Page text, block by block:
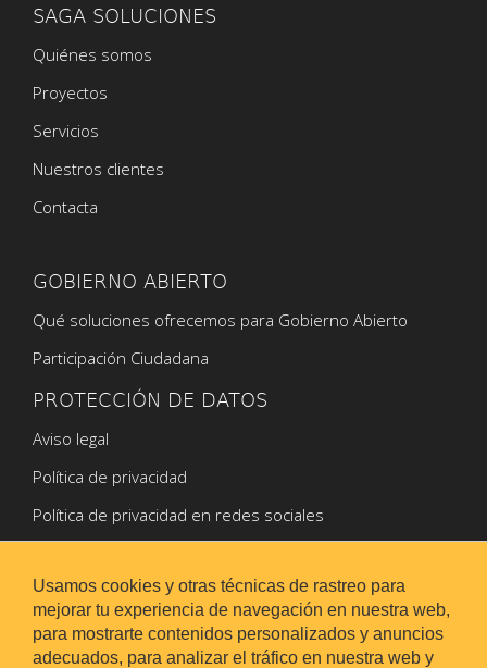
Usamos cookies y otras técnicas de rastreo para
mejorar tu experiencia de navegación en nuestra web,
para mostrarte contenidos personalizados y anuncios
adecuados, para analizar el tráfico en nuestra web y
SAGA SOLUCIONES
Quiénes somos
Proyectos
Servicios
Nuestros clientes
Contacta
GOBIERNO ABIERTO
Qué soluciones ofrecemos para Gobierno Abierto
Participación Ciudadana
PROTECCIÓN DE DATOS
Aviso legal
Política de privacidad
Política de privacidad en redes sociales